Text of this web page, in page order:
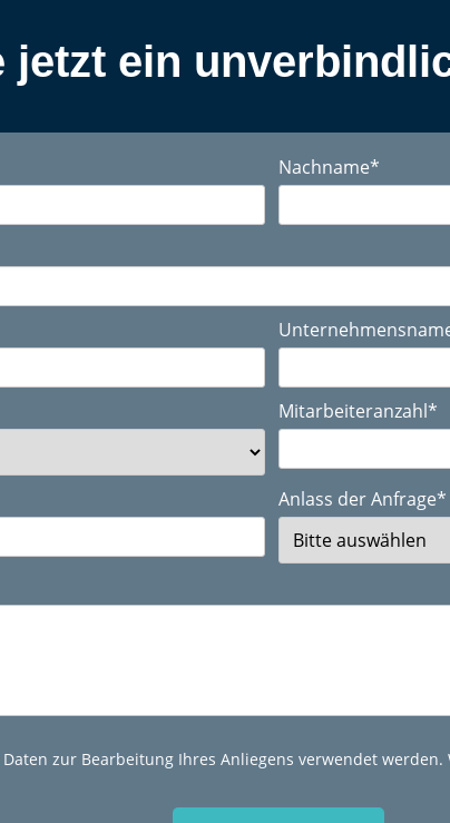
jetzt ein
Nachname*
Mitarbeiteranzahl*
Anlass der Anfrage*
zur Bearbeitung Ihres Anliegens verwendet